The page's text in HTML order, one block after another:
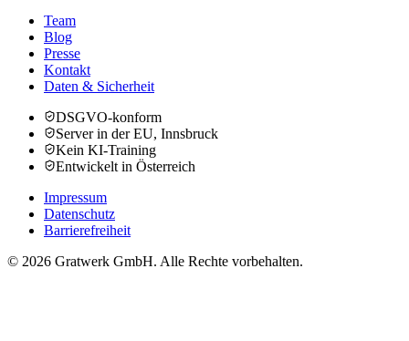
Team
Blog
Presse
Kontakt
Daten & Sicherheit
DSGVO-konform
Server in der EU, Innsbruck
Kein KI-Training
Entwickelt in Österreich
Impressum
Datenschutz
Barrierefreiheit
© 2026 Gratwerk GmbH. Alle Rechte vorbehalten.